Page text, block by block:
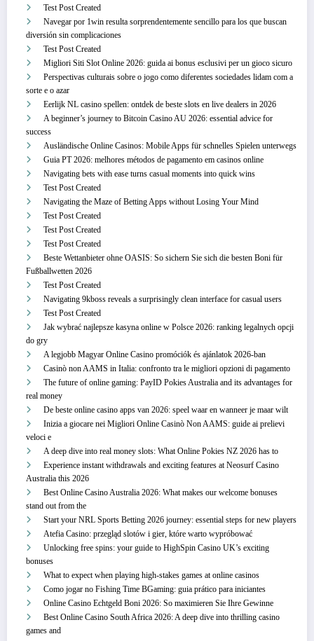
Test Post Created
Navegar por 1win resulta sorprendentemente sencillo para los que buscan
diversión sin complicaciones
Test Post Created
Migliori Siti Slot Online 2026: guida ai bonus esclusivi per un gioco sicuro
Perspectivas culturais sobre o jogo como diferentes sociedades lidam com a
sorte e o azar
Eerlijk NL casino spellen: ontdek de beste slots en live dealers in 2026
A beginner’s journey to Bitcoin Casino AU 2026: essential advice for
success
Ausländische Online Casinos: Mobile Apps für schnelles Spielen unterwegs
Guia PT 2026: melhores métodos de pagamento em casinos online
Navigating bets with ease turns casual moments into quick wins
Test Post Created
Navigating the Maze of Betting Apps without Losing Your Mind
Test Post Created
Test Post Created
Test Post Created
Beste Wettanbieter ohne OASIS: So sichern Sie sich die besten Boni für
Fußballwetten 2026
Test Post Created
Navigating 9kboss reveals a surprisingly clean interface for casual users
Test Post Created
Jak wybrać najlepsze kasyna online w Polsce 2026: ranking legalnych opcji
do gry
A legjobb Magyar Online Casino promóciók és ajánlatok 2026-ban
Casinò non AAMS in Italia: confronto tra le migliori opzioni di pagamento
The future of online gaming: PayID Pokies Australia and its advantages for
real money
De beste online casino apps van 2026: speel waar en wanneer je maar wilt
Inizia a giocare nei Migliori Online Casinò Non AAMS: guide ai prelievi
veloci e
A deep dive into real money slots: What Online Pokies NZ 2026 has to
Experience instant withdrawals and exciting features at Neosurf Casino
Australia this 2026
Best Online Casino Australia 2026: What makes our welcome bonuses
stand out from the
Start your NRL Sports Betting 2026 journey: essential steps for new players
Atefia Casino: przegląd slotów i gier, które warto wypróbować
Unlocking free spins: your guide to HighSpin Casino UK’s exciting
bonuses
What to expect when playing high-stakes games at online casinos
Como jogar no Fishing Time BGaming: guia prático para iniciantes
Online Casino Echtgeld Boni 2026: So maximieren Sie Ihre Gewinne
Best Online Casino South Africa 2026: A deep dive into thrilling casino
games and